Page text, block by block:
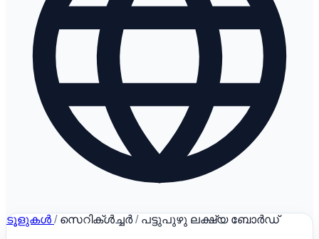
ടൂളുകൾ / സെറിക്ൾച്ചർ / പട്ടുപുഴു ലക്ഷ്യ ബോർഡ്